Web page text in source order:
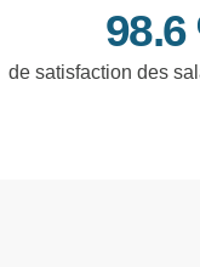
98.6
de satisfaction des